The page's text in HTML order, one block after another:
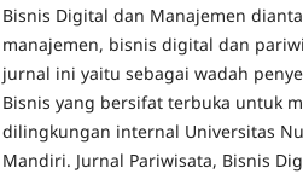
Bisnis Digital dan Manajemen
manajemen, bisnis digital dan
jurnal ini yaitu sebagai wadah
Bisnis yang bersifat terbuka untuk
dilingkungan internal Universitas
Mandiri. Jurnal Pariwisata, Bisnis